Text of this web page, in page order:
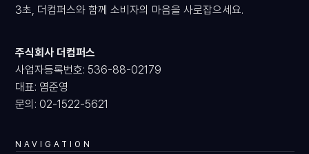
WEBSITE
3초, 더컴퍼스와 함께 소비자의 마음을 사로잡으세요.
주식회사 더컴퍼스
사업자등록번호: 536-88-02179
대표: 염준영
문의: 02-1522-5621
NAVIGATION